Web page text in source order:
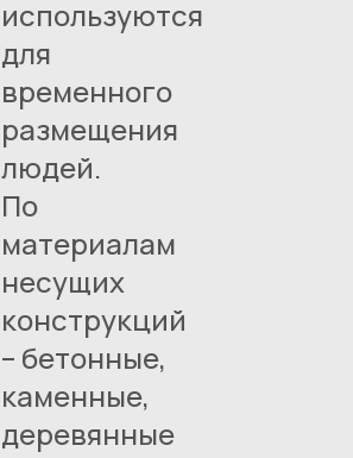
используются
для
временного
размещения
людей.
По
материалам
несущих
конструкций
– бетонные,
каменные,
деревянные